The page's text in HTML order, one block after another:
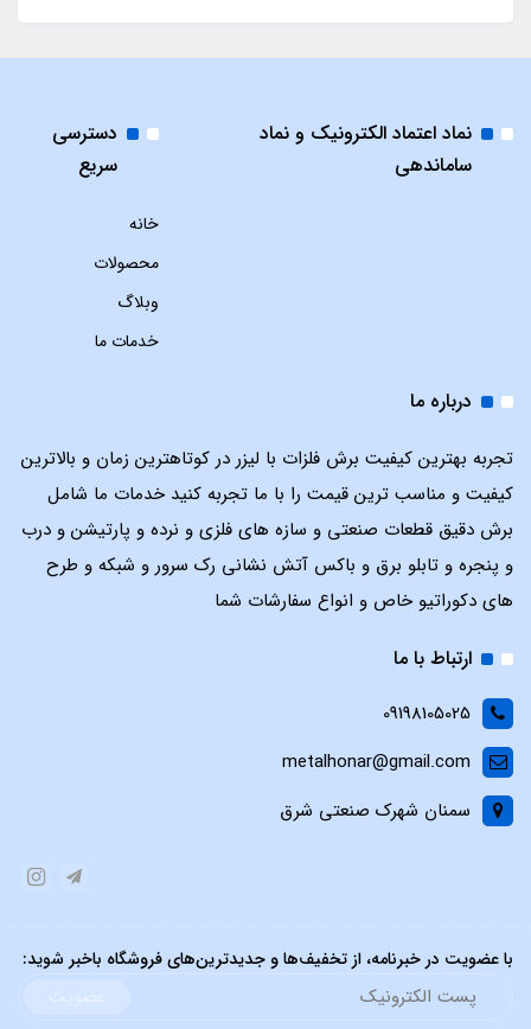
نماد اعتماد الکترونیک و نماد
ساماندهی
دسترسی
سریع
خانه
محصولات
وبلاگ
خدمات ما
درباره ما
تجربه بهترین کیفیت برش فلزات با لیزر در کوتاهترین زمان و بالاترین
کیفیت و مناسب ترین قیمت را با ما تجربه کنید خدمات ما شامل
برش دقیق قطعات صنعتی و سازه های فلزی و نرده و پارتیشن و درب
و پنجره و تابلو برق و باکس آتش نشانی رک سرور و شبکه و طرح
های دکوراتیو خاص و انواع سفارشات شما
ارتباط با ما
09198105025
metalhonar@gmail.com
سمنان شهرک صنعتی شرق
با عضویت در خبرنامه، از تخفیف‌ها و جدیدترین‌های فروشگاه باخبر شوید: